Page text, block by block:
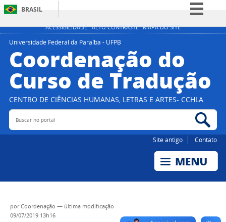
ACESSIBILIDADE ALTO CONTRASTE MAPA DO SITE
BRASIL
Simplifique!
Participe
Acesso à informação
Legislação
Universidade Federal da Paraíba - UFPB
Coordenação do
Curso de Tradução
CENTRO DE CIÊNCIAS HUMANAS, LETRAS E ARTES- CCHLA
Buscar no portal
Site antigo Contato
porCoordenação — última modificação
09/07/2019 13h16